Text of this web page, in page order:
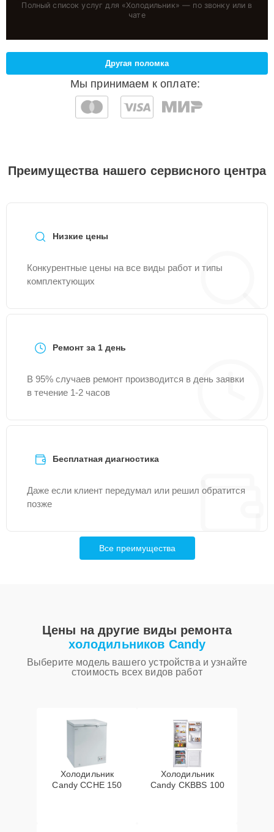
Полный список услуг для «Холодильник» — по звонку или в
чате
Мы принимаем к оплате:
Другая поломка
Преимущества нашего сервисного центра
Низкие цены
Конкурентные цены на все виды работ и типы
комплектующих
Ремонт за 1 день
В 95% случаев ремонт производится в день заявки
в течение 1-2 часов
Бесплатная диагностика
Даже если клиент передумал или решил обратится
позже
Все преимущества
Цены на другие виды ремонта
холодильников Candy
Выберите модель вашего устройства и узнайте
стоимость всех видов работ
Холодильник
Candy CCHE 150
Холодильник
Candy CKBBS 100